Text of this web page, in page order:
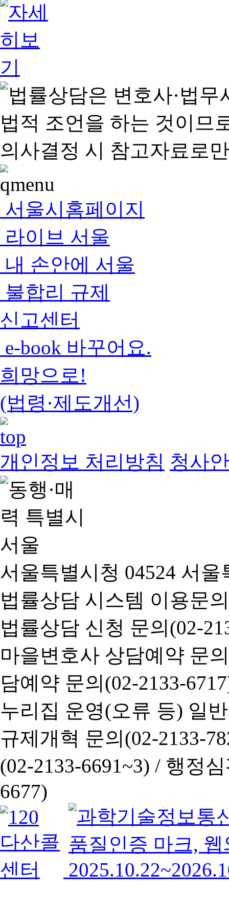
서울시홈페이지
라이브 서울
내 손안에 서울
불합리 규제
신고센터
e-book 바꾸어요.
희망으로!
(법령·제도개선)
개인정보 처리방침 청사
서울특별시청 04524 서
법률상담 시스템 이용문
법률상담 신청 문의(02-
마을변호사 상담예약 문
담예약 문의(02-2133-
누리집 운영(오류 등) 일
규제개혁 문의(02-2133-
(02-2133-6691~3) / 행정심
6677)